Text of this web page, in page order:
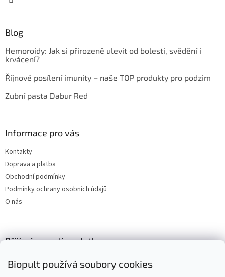
Biopult používá soubory cookies
Blog
Hemoroidy: Jak si přirozeně ulevit od bolesti, svědění i
krvácení?
Říjnové posílení imunity – naše TOP produkty pro podzim
Zubní pasta Dabur Red
Informace pro vás
Kontakty
Doprava a platba
Obchodní podmínky
Podmínky ochrany osobních údajů
O nás
Přijímáme online platby